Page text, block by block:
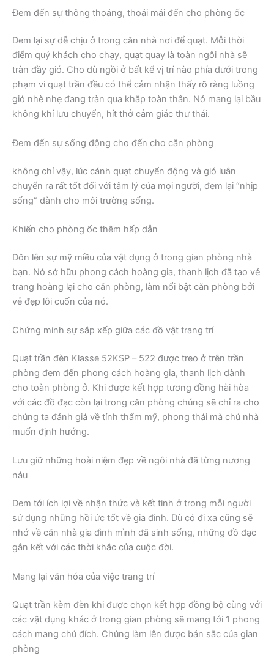
Đem đến sự thông thoáng, thoải mái đến cho phòng ốc
Đem lại sự dễ chịu ở trong căn nhà nơi để quạt. Mỗi thời
điểm quý khách cho chạy, quạt quay là toàn ngôi nhà sẽ
tràn đầy gió. Cho dù ngồi ở bất kể vị trí nào phía dưới trong
phạm vi quạt trần đều có thể cảm nhận thấy rõ ràng luồng
gió nhè nhẹ đang tràn qua khắp toàn thân. Nó mang lại bầu
không khí lưu chuyển, hít thở cảm giác thư thái.
Đem đến sự sống động cho đến cho căn phòng
không chỉ vậy, lúc cánh quạt chuyển động và gió luân
chuyển ra rất tốt đối với tâm lý của mọi người, đem lại “nhịp
sống” dành cho môi trường sống.
Khiến cho phòng ốc thêm hấp dẫn
Đôn lên sự mỹ miều của vật dụng ở trong gian phòng nhà
bạn. Nó sở hữu phong cách hoàng gia, thanh lịch đã tạo vẻ
trang hoàng lại cho căn phòng, làm nổi bật căn phòng bởi
vẻ đẹp lôi cuốn của nó.
Chứng minh sự sắp xếp giữa các đồ vật trang trí
Quạt trần đèn Klasse 52KSP – 522 được treo ở trên trần
phòng đem đến phong cách hoàng gia, thanh lịch dành
cho toàn phòng ở. Khi được kết hợp tương đồng hài hòa
với các đồ đạc còn lại trong căn phòng chúng sẽ chỉ ra cho
chúng ta đánh giá về tính thẩm mỹ, phong thái mà chủ nhà
muốn định hướng.
Lưu giữ những hoài niệm đẹp về ngôi nhà đã từng nương
náu
Đem tới ích lợi về nhận thức và kết tinh ở trong mỗi người
sử dụng những hồi ức tốt về gia đình. Dù có đi xa cũng sẽ
nhớ về căn nhà gia đình mình đã sinh sống, những đồ đạc
gắn kết với các thời khắc của cuộc đời.
Mang lại văn hóa của việc trang trí
Quạt trần kèm đèn khi được chọn kết hợp đồng bộ cùng với
các vật dụng khác ở trong gian phòng sẽ mang tới 1 phong
cách mang chủ đích. Chúng làm lên được bản sắc của gian
phòng